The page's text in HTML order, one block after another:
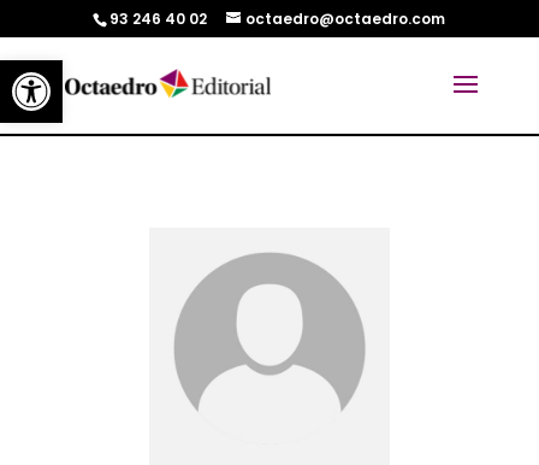
Abrir barra de herramientas
93 246 40 02 octaedro@octaedro.com